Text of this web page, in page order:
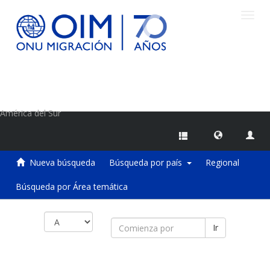
América del Sur
Nueva búsqueda Búsqueda por país Regional
Búsqueda por Área temática
Ir